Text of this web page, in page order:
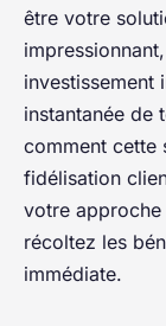
être votre
investissement
instantanée de
comment cette
fidélisation
votre
récoltez les
immédiate.